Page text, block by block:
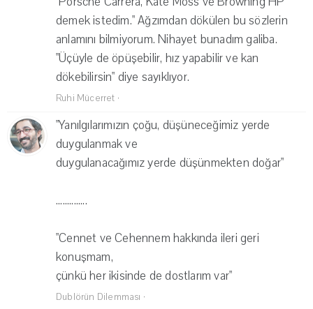
demek istedim." Ağzımdan dökülen bu sözlerin
anlamını bilmiyorum. Nihayet bunadım galiba.
"Üçüyle de öpüşebilir, hız yapabilir ve kan
dökebilirsin" diye sayıklıyor.
Ruhi Mücerret ·
"Yanılgılarımızın çoğu, düşüneceğimiz yerde
duygulanmak ve
duygulanacağımız yerde düşünmekten doğar"
..............
"Cennet ve Cehennem hakkında ileri geri
konuşmam,
çünkü her ikisinde de dostlarım var"
Dublörün Dilemması ·